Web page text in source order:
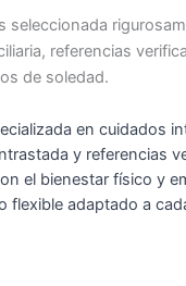
seleccionada
referencias
de soledad.
en cuidados
y referencias
el bienestar físico y
flexible adaptado a